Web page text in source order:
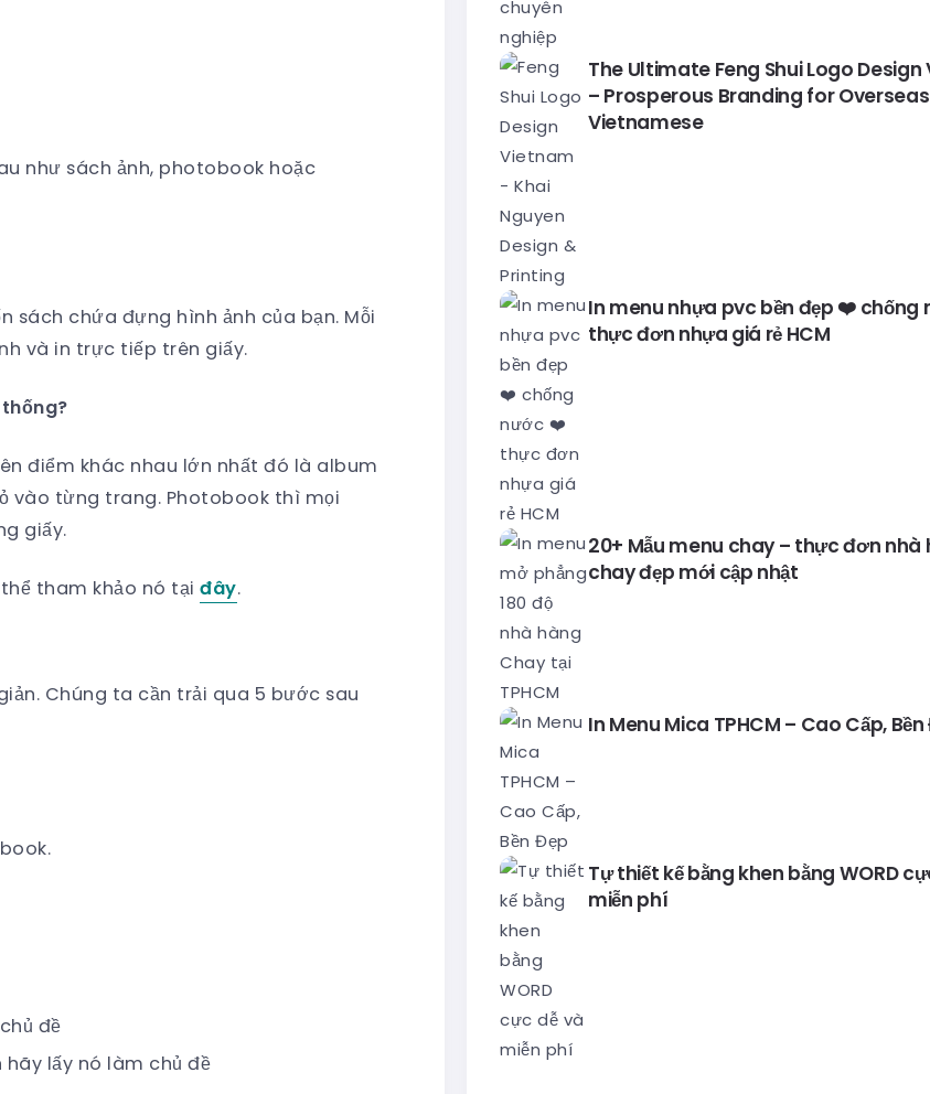
như sách ảnh, photobook hoặc
sách chứa đựng hình ảnh của bạn. Mỗi
và in trực tiếp trên giấy.
điểm khác nhau lớn nhất đó là album
vào từng trang. Photobook thì mọi
giấy.
tham khảo nó tại đây.
Chúng ta cần trải qua 5 bước sau
lấy nó làm chủ đề
The Ultimate Feng Shui Logo
– Prosperous Branding for Overseas
Vietnamese
In menu nhựa pvc bền đẹp ❤️
thực đơn nhựa giá rẻ HCM
20+ Mẫu menu chay – thực đơn nhà
chay đẹp mới cập nhật
In Menu Mica TPHCM – Cao Cấp,
Tự thiết kế bằng khen bằng WORD
miễn phí